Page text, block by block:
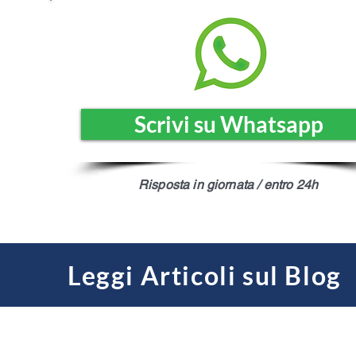
Scrivi su Whatsapp
Risposta in giornata / entro 24h
Leggi Articoli sul Blog